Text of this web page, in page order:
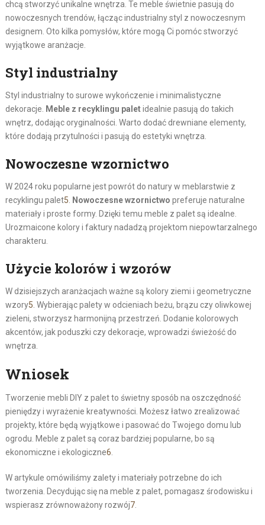
chcą stworzyć unikalne wnętrza. Te meble świetnie pasują do
nowoczesnych trendów, łącząc industrialny styl z nowoczesnym
designem. Oto kilka pomysłów, które mogą Ci pomóc stworzyć
wyjątkowe aranżacje.
Styl industrialny
Styl industrialny to surowe wykończenie i minimalistyczne
dekoracje. Meble z recyklingu paletidealnie pasują do takich
wnętrz, dodając oryginalności. Warto dodać drewniane elementy,
które dodają przytulności i pasują do estetyki wnętrza.
Nowoczesne wzornictwo
W 2024 roku popularne jest powrót do natury w meblarstwie z
recyklingu palet5. Nowoczesne wzornictwo preferuje naturalne
materiały i proste formy. Dzięki temu meble z palet są idealne.
Urozmaicone kolory i faktury nadadzą projektom niepowtarzalnego
charakteru.
Użycie kolorów i wzorów
W dzisiejszych aranżacjach ważne są kolory ziemi i geometryczne
wzory5. Wybierając palety w odcieniach beżu, brązu czy oliwkowej
zieleni, stworzysz harmonijną przestrzeń. Dodanie kolorowych
akcentów, jak poduszki czy dekoracje, wprowadzi świeżość do
wnętrza.
Wniosek
Tworzenie mebli DIY z palet to świetny sposób na oszczędność
pieniędzy i wyrażenie kreatywności. Możesz łatwo zrealizować
projekty, które będą wyjątkowe i pasować do Twojego domu lub
ogrodu. Meble z palet są coraz bardziej popularne, bo są
ekonomiczne i ekologiczne6.
W artykule omówiliśmy zalety i materiały potrzebne do ich
tworzenia. Decydując się na meble z palet, pomagasz środowisku i
wspierasz zrównoważony rozwój7.